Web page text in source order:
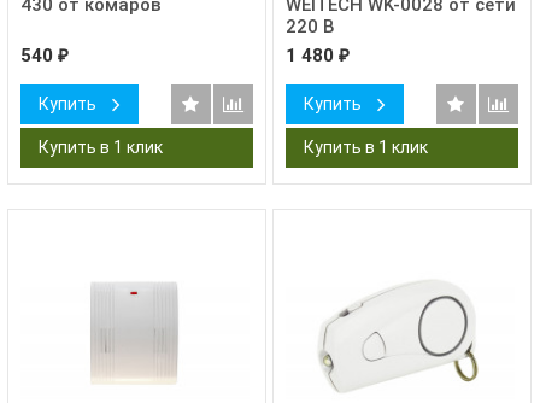
430 от комаров
540 ₽
Купить
WEITECH WK-0028 от сети
220 В
1 480 ₽
Купить